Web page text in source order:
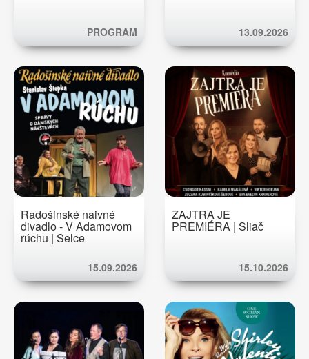
PROGRAM 13.09.2026
Radošinské naivné
divadlo - V Adamovom
rúchu | Selce
15.09.2026
ZAJTRA JE
PREMIÉRA | Sliač
15.10.2026